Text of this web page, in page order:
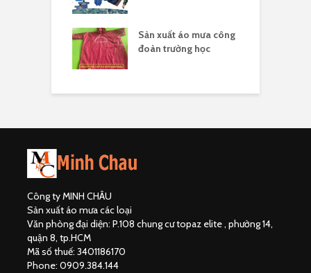
Sản xuất áo mưa công
đoàn trường học
Công ty MINH CHÂU
Sản xuất áo mưa các loại
Văn phòng đại diện: P.108 chung cư topaz elite , phường 14,
quận 8, tp.HCM
Mã số thuế: 3401186170
Phone: 0909.384.144